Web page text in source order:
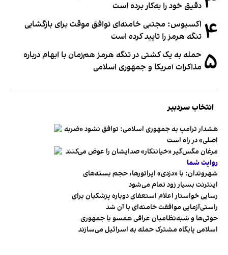
دقیق خود را به‌کار برده است
۴ اکسیوس: مجتبی خامنه‌ای توافق موقت برای بازگشایی
تنگه هرمز را تایید کرده است
۵ حمله به یک کشتی در تنگه هرمز هم‌زمان با ابهام درباره
مذاکرات آمریکا و جمهوری اسلامی
انتخاب سردبیر
هشدار ترامپ به جمهوری اسلامی: توافق نشود «ضربه
اصلی» در راه است
مرغان مگس‌گیر «خیانتکار» صدایشان را عوض می‌کنند
روایت شما
شهروندان:‌ با «دزدی» اپراتورها، حجم بسته‌های
اینترنت بسیار زود تمام می‌شود
رسایی خواستار اعلام استعفای دوباره پزشکیان برای
راستی‌آزمایی موافقت خامنه‌ای با آن شد
حوثی‌ها و شبه‌نظامیان عراقی همسو با جمهوری
اسلامی پایگاه مشترک حمله به اسرائیل می‌سازند